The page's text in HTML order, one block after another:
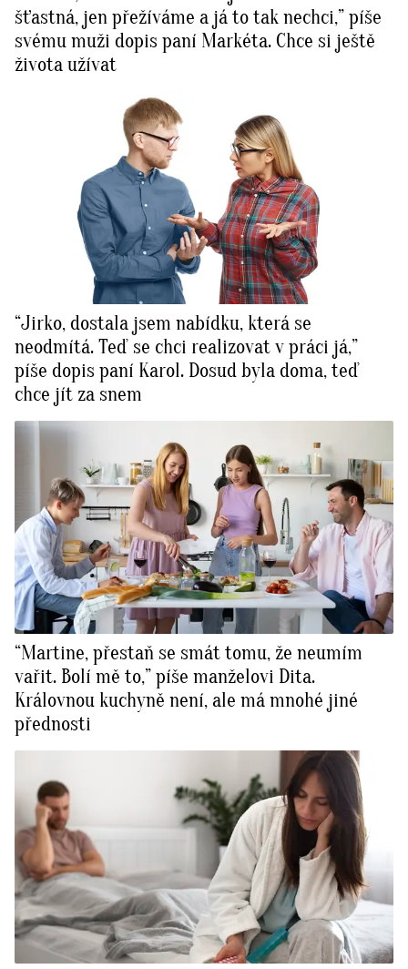
šťastná, jen přežíváme a já to tak nechci,” píše
svému muži dopis paní Markéta. Chce si ještě
života užívat
“Jirko, dostala jsem nabídku, která se
neodmítá. Teď se chci realizovat v práci já,”
píše dopis paní Karol. Dosud byla doma, teď
chce jít za snem
“Martine, přestaň se smát tomu, že neumím
vařit. Bolí mě to,” píše manželovi Dita.
Královnou kuchyně není, ale má mnohé jiné
přednosti